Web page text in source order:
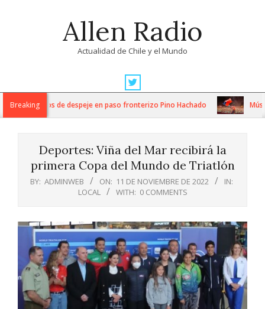
Allen Radio
Actualidad de Chile y el Mundo
Navigation
MenuBreaking
trabajos de despeje en paso fronterizo Pino Hachado Música:
Deportes: Viña del Mar recibirá la
primera Copa del Mundo de Triatlón
BY: ADMINWEB ON: 11 DE NOVIEMBRE DE 2022
IN:
LOCAL
WITH: 0 COMMENTS